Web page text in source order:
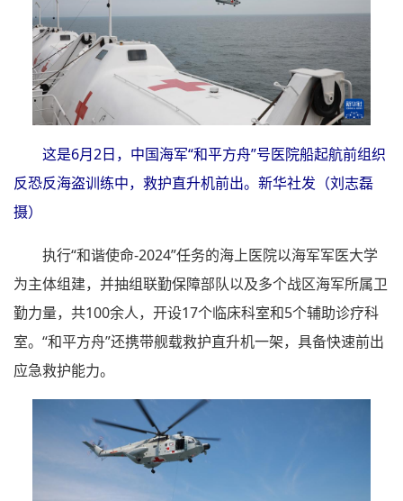
这是6月2日，中国海军“和平方舟”号医院船起航前组织
反恐反海盗训练中，救护直升机前出。新华社发（刘志磊
摄）
执行“和谐使命-2024”任务的海上医院以海军军医大学
为主体组建，并抽组联勤保障部队以及多个战区海军所属卫
勤力量，共100余人，开设17个临床科室和5个辅助诊疗科
室。“和平方舟”还携带舰载救护直升机一架，具备快速前出
应急救护能力。